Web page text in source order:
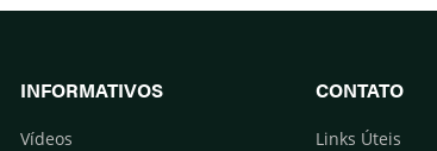
INFORMATIVOS
Vídeos
CONTATO
Links Úteis